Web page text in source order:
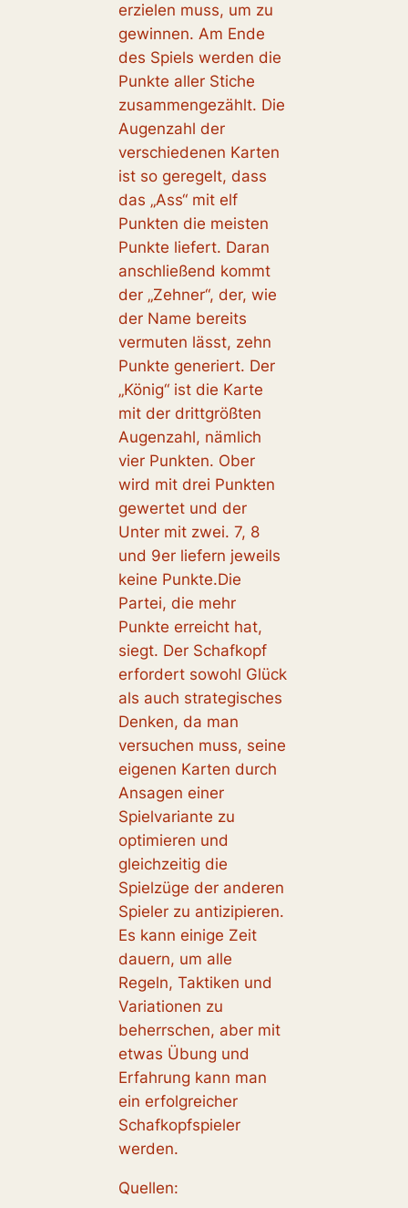
erzielen muss, um zu
gewinnen. Am Ende
des Spiels werden die
Punkte aller Stiche
zusammengezählt. Die
Augenzahl der
verschiedenen Karten
ist so geregelt, dass
das „Ass“ mit elf
Punkten die meisten
Punkte liefert. Daran
anschließend kommt
der „Zehner“, der, wie
der Name bereits
vermuten lässt, zehn
Punkte generiert. Der
„König“ ist die Karte
mit der drittgrößten
Augenzahl, nämlich
vier Punkten. Ober
wird mit drei Punkten
gewertet und der
Unter mit zwei. 7, 8
und 9er liefern jeweils
keine Punkte.Die
Partei, die mehr
Punkte erreicht hat,
siegt. Der Schafkopf
erfordert sowohl Glück
als auch strategisches
Denken, da man
versuchen muss, seine
eigenen Karten durch
Ansagen einer
Spielvariante zu
optimieren und
gleichzeitig die
Spielzüge der anderen
Spieler zu antizipieren.
Es kann einige Zeit
dauern, um alle
Regeln, Taktiken und
Variationen zu
beherrschen, aber mit
etwas Übung und
Erfahrung kann man
ein erfolgreicher
Schafkopfspieler
werden.
Quellen: